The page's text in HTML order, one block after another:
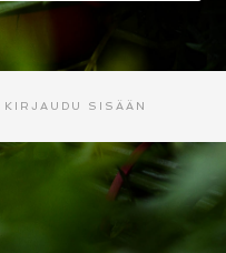
KIRJAUDU SISÄÄN